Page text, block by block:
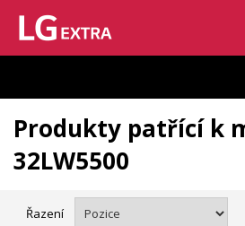
Vzhledem k aktuální situaci se může dodání
zpozdit. Děkujeme za
Produkty patřící k
32LW5500
Řazení